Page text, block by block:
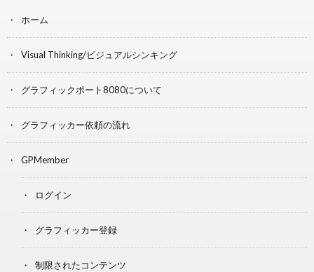
ホーム
Visual Thinking/ビジュアルシンキング
グラフィックポート8080について
グラフィッカー依頼の流れ
GPMember
ログイン
グラフィッカー登録
制限されたコンテンツ